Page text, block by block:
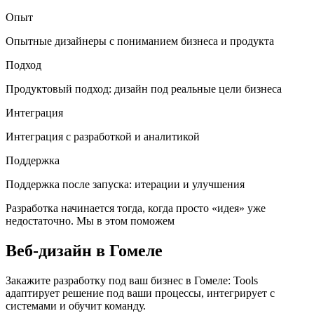
Опыт
Опытные дизайнеры с пониманием бизнеса и продукта
Подход
Продуктовый подход: дизайн под реальные цели бизнеса
Интеграция
Интеграция с разработкой и аналитикой
Поддержка
Поддержка после запуска: итерации и улучшения
Разработка начинается тогда, когда просто «идея» уже
недостаточно. Мы в этом поможем
Веб-дизайн в Гомеле
Закажите разработку под ваш бизнес в Гомеле: Tools
адаптирует решение под ваши процессы, интегрирует с
системами и обучит команду.